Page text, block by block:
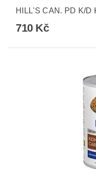
HILL'S CAN. PD K/D
710 Kč